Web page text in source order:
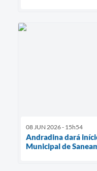
08 JUN 2026 - 15h54
Andradina dará
Municipal de